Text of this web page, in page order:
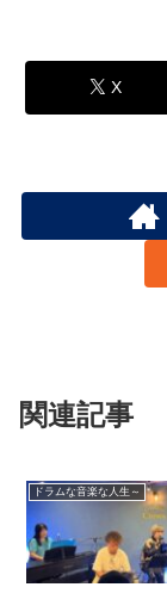
X
関連記事
ドラムな音楽な人生～